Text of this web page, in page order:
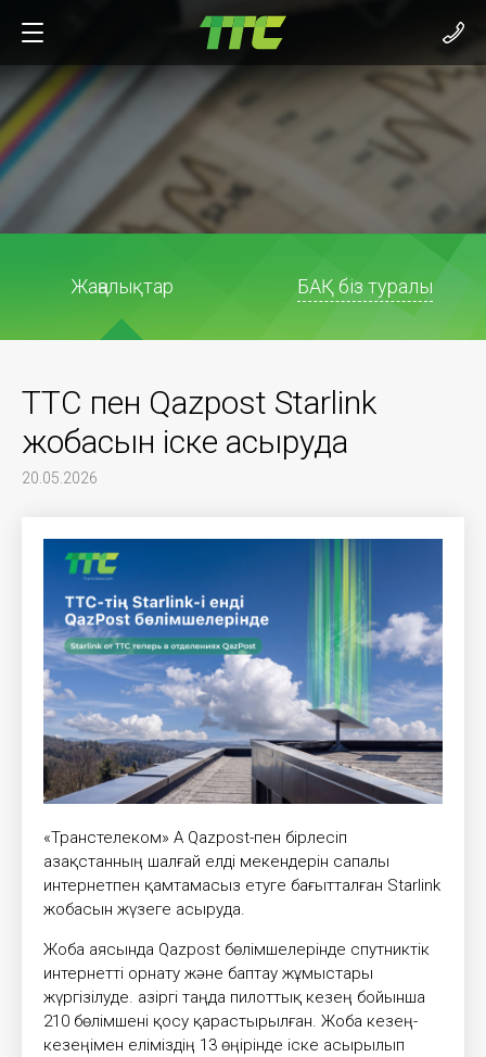
Жаңалықтар БАҚ біз туралы
ТТС пен Qazpost Starlink
жобасын іске асыруда
20.05.2026
«Транстелеком» АҚ Qazpost-пен бірлесіп
Қазақстанның шалғай елді мекендерін сапалы
интернетпен қамтамасыз етуге бағытталған Starlink
жобасын жүзеге асыруда.
Жоба аясында Qazpost бөлімшелерінде спутниктік
интернетті орнату және баптау жұмыстары
жүргізілуде. Қазіргі таңда пилоттық кезең бойынша
210 бөлімшені қосу қарастырылған. Жоба кезең-
кезеңімен еліміздің 13 өңірінде іске асырылып